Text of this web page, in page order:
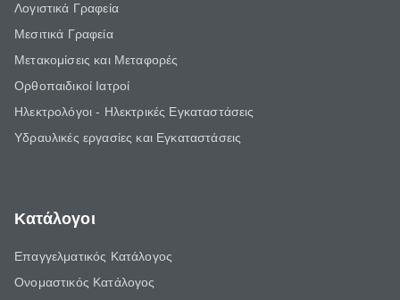
Λογιστικά Γραφεία
Μεσιτικά Γραφεία
Μετακομίσεις και Μεταφορές
Ορθοπαιδικοί Ιατροί
Ηλεκτρολόγοι - Ηλεκτρικές Εγκαταστάσεις
Υδραυλικές εργασίες και Εγκαταστάσεις
Κατάλογοι
Επαγγελματικός Κατάλογος
Ονομαστικός Κατάλογος